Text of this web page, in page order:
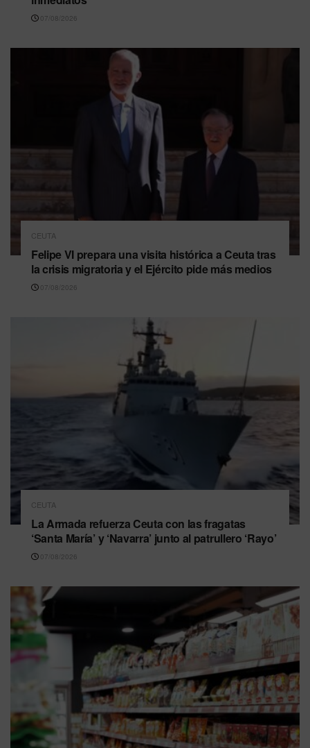
07/08/2026
CEUTA
Felipe VI prepara una visita histórica a Ceuta tras
la crisis migratoria y el Ejército pide más medios
07/08/2026
CEUTA
La Armada refuerza Ceuta con las fragatas
‘Santa María’ y ‘Navarra’ junto al patrullero ‘Rayo’
07/08/2026